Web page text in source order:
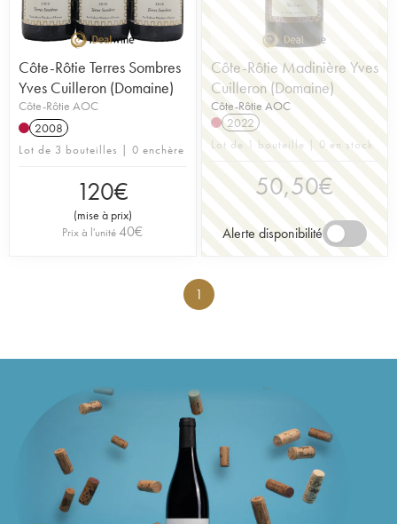
Côte-Rôtie Terres Sombres
Yves Cuilleron (Domaine)
Côte-Rôtie AOC
2008
Lot de 3 bouteilles | 0 enchère
120€
(mise à prix)
Prix à l'unité40€
Côte-Rôtie Madinière Yves
Cuilleron (Domaine)
Côte-Rôtie AOC
2022
Lot de 1 bouteille | 0 en stock
50,50€
Alerte disponibilité
1